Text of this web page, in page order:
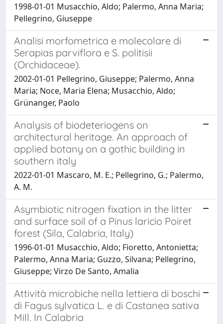
1998-01-01 Musacchio, Aldo; Palermo, Anna Maria;
Pellegrino, Giuseppe
Analisi morfometrica e molecolare di
Serapias parviflora e S. politisii
(Orchidaceae).
2002-01-01 Pellegrino, Giuseppe; Palermo, Anna
Maria; Noce, Maria Elena; Musacchio, Aldo;
Grünanger, Paolo
Analysis of biodeteriogens on
architectural heritage. An approach of
applied botany on a gothic building in
southern italy
2022-01-01 Mascaro, M. E.; Pellegrino, G.; Palermo,
A. M.
Asymbiotic nitrogen fixation in the litter
and surface soil of a Pinus laricio Poiret
forest (Sila, Calabria, Italy)
1996-01-01 Musacchio, Aldo; Fioretto, Antonietta;
Palermo, Anna Maria; Guzzo, Silvana; Pellegrino,
Giuseppe; Virzo De Santo, Amalia
Attività microbiche nella lettiera di boschi
di Fagus sylvatica L. e di Castanea sativa
Mill. In Calabria